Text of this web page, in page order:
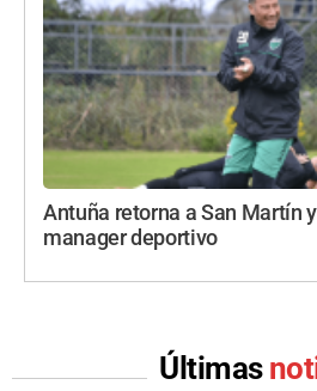
Antuña retorna a San Martín
manager deportivo
Últimas